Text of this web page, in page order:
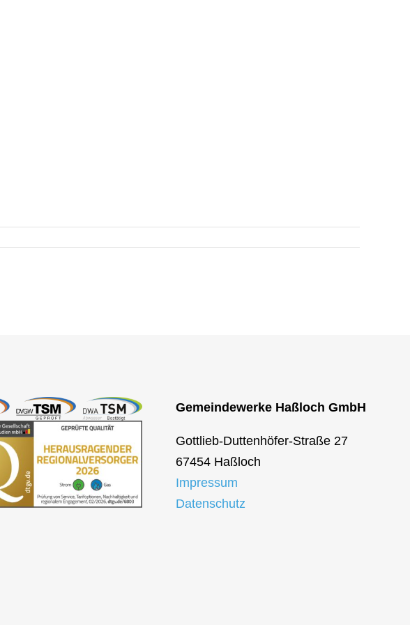
Gemeindewerke Haßloch GmbH
Gottlieb-Duttenhöfer-Straße 27
67454 Haßloch
Impressum
Datenschutz